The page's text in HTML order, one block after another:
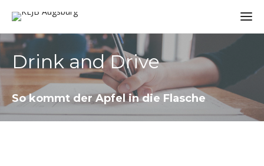
Drink and Drive
So kommt der Apfel in die Flasche